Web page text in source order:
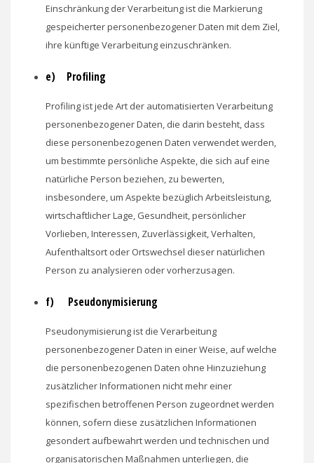
Einschränkung der Verarbeitung ist die Markierung
gespeicherter personenbezogener Daten mit dem Ziel,
ihre künftige Verarbeitung einzuschränken.
e) Profiling
Profiling ist jede Art der automatisierten Verarbeitung
personenbezogener Daten, die darin besteht, dass
diese personenbezogenen Daten verwendet werden,
um bestimmte persönliche Aspekte, die sich auf eine
natürliche Person beziehen, zu bewerten,
insbesondere, um Aspekte bezüglich Arbeitsleistung,
wirtschaftlicher Lage, Gesundheit, persönlicher
Vorlieben, Interessen, Zuverlässigkeit, Verhalten,
Aufenthaltsort oder Ortswechsel dieser natürlichen
Person zu analysieren oder vorherzusagen.
f) Pseudonymisierung
Pseudonymisierung ist die Verarbeitung
personenbezogener Daten in einer Weise, auf welche
die personenbezogenen Daten ohne Hinzuziehung
zusätzlicher Informationen nicht mehr einer
spezifischen betroffenen Person zugeordnet werden
können, sofern diese zusätzlichen Informationen
gesondert aufbewahrt werden und technischen und
organisatorischen Maßnahmen unterliegen, die